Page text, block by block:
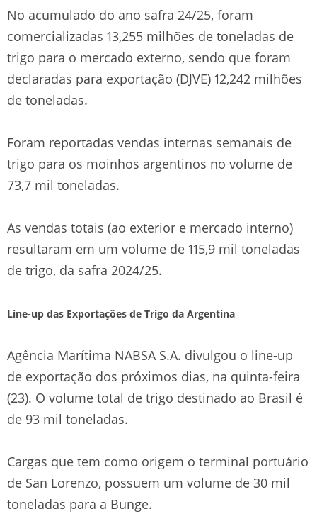
No acumulado do ano safra 24/25, foram
comercializadas 13,255 milhões de toneladas de
trigo para o mercado externo, sendo que foram
declaradas para exportação (DJVE) 12,242 milhões
de toneladas.
Foram reportadas vendas internas semanais de
trigo para os moinhos argentinos no volume de
73,7 mil toneladas.
As vendas totais (ao exterior e mercado interno)
resultaram em um volume de 115,9 mil toneladas
de trigo, da safra 2024/25.
Line-up das Exportações de Trigo da Argentina
Agência Marítima NABSA S.A. divulgou o line-up
de exportação dos próximos dias, na quinta-feira
(23). O volume total de trigo destinado ao Brasil é
de 93 mil toneladas.
Cargas que tem como origem o terminal portuário
de San Lorenzo, possuem um volume de 30 mil
toneladas para a Bunge.